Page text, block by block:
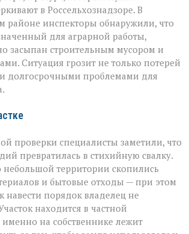
превращаться
в
свалку»:
в
Семикаракорском
районе
захламили
сельхозугодья
в Россельхознадзоре. В
районе инспекторы обнаружили, что
для аграрной работы,
засыпан строительным мусором и
Ситуация грозит не только потерей
долгосрочными проблемами для
проверки специалисты заметили, что
превратилась в стихийную свалку.
небольшой территории скопились
и бытовые отходы — при этом
навести порядок владелец не
находится в частной
именно на собственнике лежит